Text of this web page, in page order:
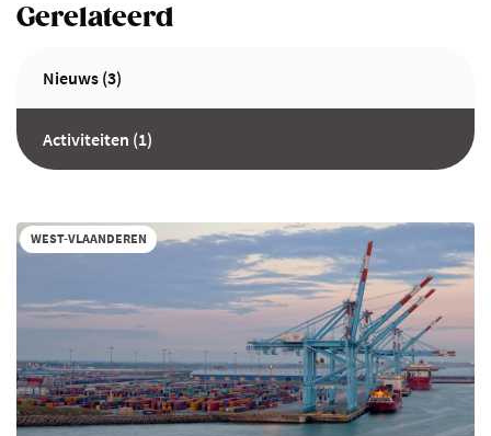
Gerelateerd
Nieuws (3)
Activiteiten (1)
WEST-VLAANDEREN